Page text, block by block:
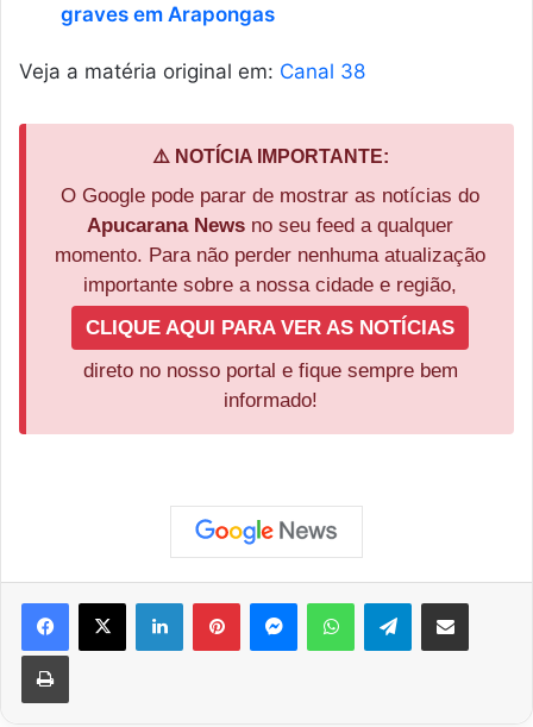
graves em Arapongas
Veja a matéria original em: Canal 38
⚠️ NOTÍCIA IMPORTANTE:
O Google pode parar de mostrar as notícias do
Apucarana News no seu feed a qualquer
momento. Para não perder nenhuma atualização
importante sobre a nossa cidade e região,
CLIQUE AQUI PARA VER AS NOTÍCIAS
direto no nosso portal e fique sempre bem
informado!
Facebook
X LinkedinPinterestMessengerWhatsAppTelegramCompartilhar via e-mail
Imprimir